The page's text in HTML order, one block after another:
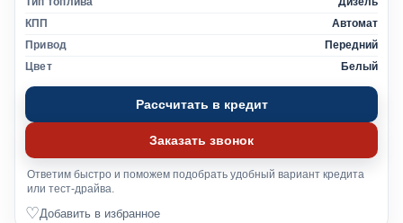
КПП
Автомат
Привод
Передний
Цвет
Белый
Рассчитать в кредит
Заказать звонок
Ответим быстро и поможем подобрать удобный вариант кредита
или тест-драйва.
♡Добавить в избранное